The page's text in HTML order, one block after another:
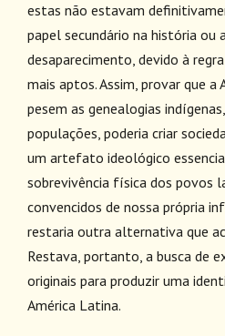
estas não estavam
papel secundário na história ou
desaparecimento, devido à
mais aptos. Assim, provar que a
pesem as genealogias
populações, poderia criar
um artefato ideológico
sobrevivência física dos povos
convencidos de nossa própria
restaria outra alternativa que
Restava, portanto, a busca de
originais para produzir uma
América Latina.